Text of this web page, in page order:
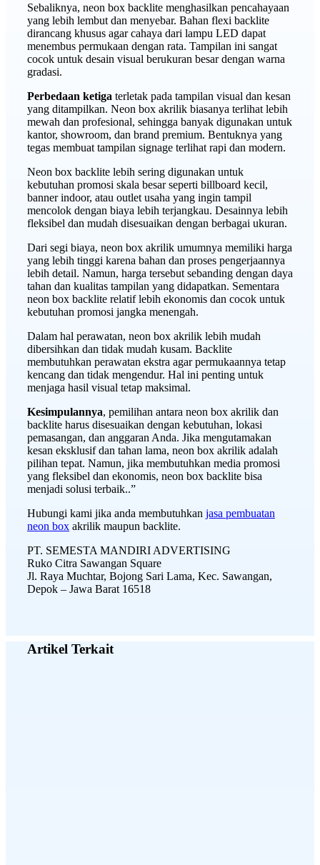
Sebaliknya, neon box backlite menghasilkan pencahayaan
yang lebih lembut dan menyebar. Bahan flexi backlite
dirancang khusus agar cahaya dari lampu LED dapat
menembus permukaan dengan rata. Tampilan ini sangat
cocok untuk desain visual berukuran besar dengan warna
gradasi.
Perbedaan ketiga terletak pada tampilan visual dan kesan
yang ditampilkan. Neon box akrilik biasanya terlihat lebih
mewah dan profesional, sehingga banyak digunakan untuk
kantor, showroom, dan brand premium. Bentuknya yang
tegas membuat tampilan signage terlihat rapi dan modern.
Neon box backlite lebih sering digunakan untuk
kebutuhan promosi skala besar seperti billboard kecil,
banner indoor, atau outlet usaha yang ingin tampil
mencolok dengan biaya lebih terjangkau. Desainnya lebih
fleksibel dan mudah disesuaikan dengan berbagai ukuran.
Dari segi biaya, neon box akrilik umumnya memiliki harga
yang lebih tinggi karena bahan dan proses pengerjaannya
lebih detail. Namun, harga tersebut sebanding dengan daya
tahan dan kualitas tampilan yang didapatkan. Sementara
neon box backlite relatif lebih ekonomis dan cocok untuk
kebutuhan promosi jangka menengah.
Dalam hal perawatan, neon box akrilik lebih mudah
dibersihkan dan tidak mudah kusam. Backlite
membutuhkan perawatan ekstra agar permukaannya tetap
kencang dan tidak mengendur. Hal ini penting untuk
menjaga hasil visual tetap maksimal.
Kesimpulannya, pemilihan antara neon box akrilik dan
backlite harus disesuaikan dengan kebutuhan, lokasi
pemasangan, dan anggaran Anda. Jika mengutamakan
kesan eksklusif dan tahan lama, neon box akrilik adalah
pilihan tepat. Namun, jika membutuhkan media promosi
yang fleksibel dan ekonomis, neon box backlite bisa
menjadi solusi terbaik..”
Hubungi kami jika anda membutuhkan jasa pembuatan
neon box akrilik maupun backlite.
PT. SEMESTA MANDIRI ADVERTISING
Ruko Citra Sawangan Square
Jl. Raya Muchtar, Bojong Sari Lama, Kec. Sawangan,
Depok – Jawa Barat 16518
Artikel Terkait